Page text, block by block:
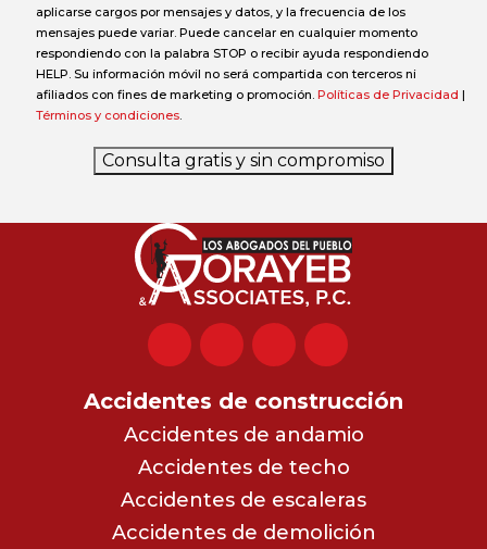
aplicarse cargos por mensajes y datos, y la frecuencia de los
mensajes puede variar. Puede cancelar en cualquier momento
respondiendo con la palabra STOP o recibir ayuda respondiendo
HELP. Su información móvil no será compartida con terceros ni
afiliados con fines de marketing o promoción. Políticas de Privacidad |
Términos y condiciones
Consulta gratis y sin compromiso
Accidentes de construcción
Accidentes de andamio
Accidentes de techo
Accidentes de escaleras
Accidentes de demolición